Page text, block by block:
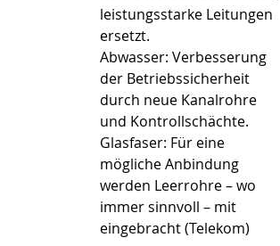
leistungsstarke Leitungen
ersetzt.
Abwasser: Verbesserung
der Betriebssicherheit
durch neue Kanalrohre
und Kontrollschächte.
Glasfaser: Für eine
mögliche Anbindung
werden Leerrohre – wo
immer sinnvoll – mit
eingebracht (Telekom)